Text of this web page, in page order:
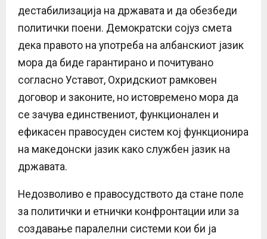
дестабилизација на државата и да обезбеди
политички поени. Демократски сојуз смета
дека правото на употреба на албанскиот јазик
мора да биде гарантирано и почитувано
согласно Уставот, Охридскиот рамковен
договор и законите, но истовремено мора да
се зачува единствениот, функционален и
ефикасен правосуден систем кој функционира
на македонски јазик како службен јазик на
државата.
Недозволиво е правосудството да стане поле
за политички и етнички конфронтации или за
создавање паралелни системи кои би ја